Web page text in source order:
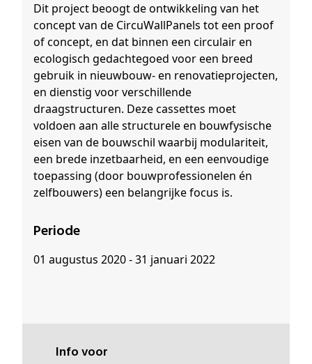
Dit project beoogt de ontwikkeling van het
concept van de CircuWallPanels tot een proof
of concept, en dat binnen een circulair en
ecologisch gedachtegoed voor een breed
gebruik in nieuwbouw- en renovatieprojecten,
en dienstig voor verschillende
draagstructuren. Deze cassettes moet
voldoen aan alle structurele en bouwfysische
eisen van de bouwschil waarbij modulariteit,
een brede inzetbaarheid, en een eenvoudige
toepassing (door bouwprofessionelen én
zelfbouwers) een belangrijke focus is.
Periode
01 augustus 2020 - 31 januari 2022
Info voor